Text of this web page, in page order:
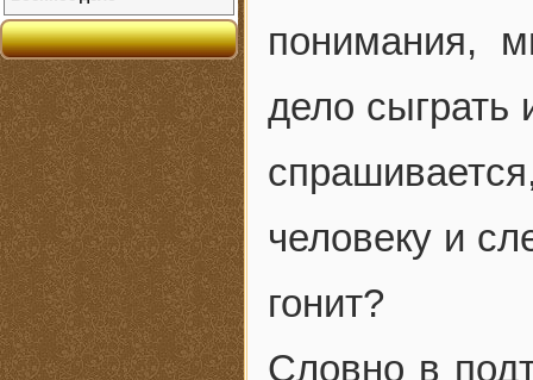
понимания,
дело
человеку и
гонит?
Словно в